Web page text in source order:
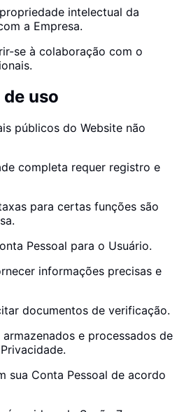
intelectual da
a Empresa.
se à colaboração com o
uso
públicos do Website não
completa requer registro e
para certas funções são
Pessoal para o Usuário.
informações precisas e
documentos de verificação.
e processados de
sua Conta Pessoal de acordo